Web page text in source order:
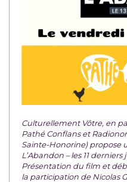
Culturellement Vôtre, en
Pathé Conflans et
Sainte-Honorine) propose
L’Abandon – les 11
Présentation du film et
la participation de Nicolas